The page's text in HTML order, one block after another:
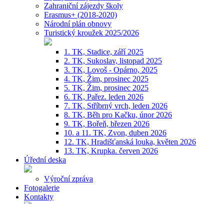
Zahraniční zájezdy školy
Erasmus+ (2018-2020)
Národní plán obnovy
Turistický kroužek 2025/2026
1. TK, Stadice, září 2025
2. TK, Sukoslav, listopad 2025
3. TK, Lovoš - Opárno, 2025
4. TK, Žim, prosinec 2025
5. TK, Žim, prosinec 2025
6. TK, Pařez. leden 2026
7. TK, Stříbrný vrch, leden 2026
8. TK, Běh pro Kačku, únor 2026
9. TK, Bořeň, březen 2026
10. a 11. TK, Zvon, duben 2026
12. TK, Hradišťanská louka, květen 2026
13. TK, Krupka. červen 2026
Úřední deska
Výroční zpráva
Fotogalerie
Kontakty